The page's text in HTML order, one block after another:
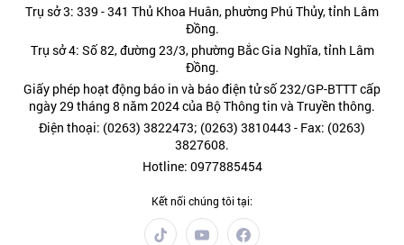
Trụ sở 3: 339 - 341 Thủ Khoa Huân, phường Phú Thủy, tỉnh Lâm
Đồng.
Trụ sở 4: Số 82, đường 23/3, phường Bắc Gia Nghĩa, tỉnh Lâm
Đồng.
Giấy phép hoạt động báo in và báo điện tử số 232/GP-BTTT cấp
ngày 29 tháng 8 năm 2024 của Bộ Thông tin và Truyền thông.
Điện thoại: (0263) 3822473; (0263) 3810443 - Fax: (0263)
3827608.
Hotline: 0977885454
Kết nối chúng tôi tại: